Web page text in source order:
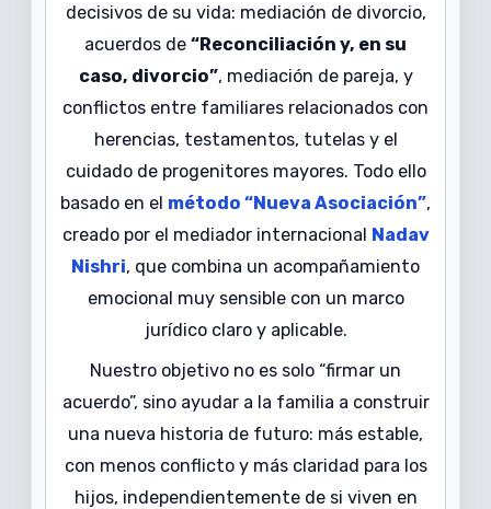
decisivos de su vida: mediación de divorcio,
acuerdos de “Reconciliación y, en su
caso, divorcio”, mediación de pareja, y
conflictos entre familiares relacionados con
herencias, testamentos, tutelas y el
cuidado de progenitores mayores. Todo ello
basado en el método “Nueva Asociación”,
creado por el mediador internacional Nadav
Nishri, que combina un acompañamiento
emocional muy sensible con un marco
jurídico claro y aplicable.
Nuestro objetivo no es solo “firmar un
acuerdo”, sino ayudar a la familia a construir
una nueva historia de futuro: más estable,
con menos conflicto y más claridad para los
hijos, independientemente de si viven en